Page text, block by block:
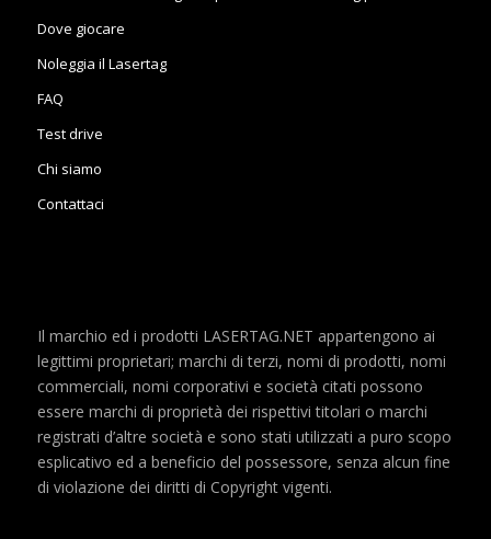
Dove giocare
Noleggia il Lasertag
FAQ
Test drive
Chi siamo
Contattaci
Il marchio ed i prodotti LASERTAG.NET appartengono ai
legittimi proprietari; marchi di terzi, nomi di prodotti, nomi
commerciali, nomi corporativi e società citati possono
essere marchi di proprietà dei rispettivi titolari o marchi
registrati d’altre società e sono stati utilizzati a puro scopo
esplicativo ed a beneficio del possessore, senza alcun fine
di violazione dei diritti di Copyright vigenti.